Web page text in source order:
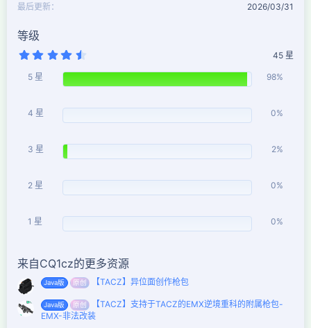
最后更新
2026/03/31
等级
9
45 星
5 星 98%
4 星 0%
3 星 2%
2 星 0%
1 星 0%
来自CQ1cz的更多资源
Java版 原创 【TACZ】异位面创作枪包
Java版 原创
【TACZ】支持于TACZ的EMX逆境重科的附属枪包-
EMX-非法改装